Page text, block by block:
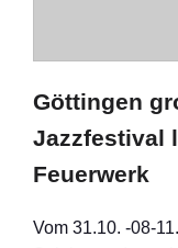
Göttingen
Jazzfestival
Feuerwerk
Vom 31.10. -08-